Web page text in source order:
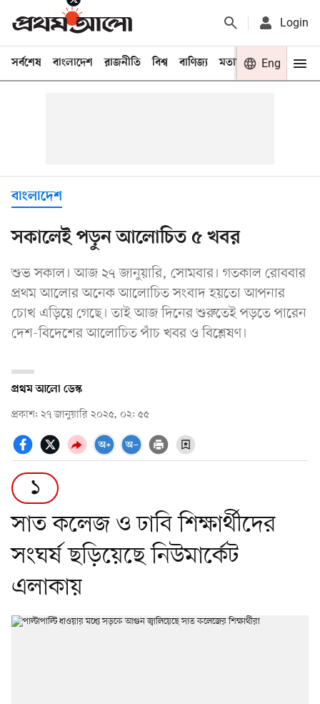
Login
সর্বশেষ বাংলাদেশ রাজনীতি বিশ্ব বাণিজ্য মতামত খেলা
Eng
বাংলাদেশ
সকালেই পড়ুন আলোচিত ৫ খবর
শুভ সকাল। আজ ২৭ জানুয়ারি, সোমবার। গতকাল রোববার
প্রথম আলোর অনেক আলোচিত সংবাদ হয়তো আপনার
চোখ এড়িয়ে গেছে। তাই আজ দিনের শুরুতেই পড়তে পারেন
দেশ-বিদেশের আলোচিত পাঁচ খবর ও বিশ্লেষণ।
প্রথম আলো ডেস্ক
প্রকাশ: ২৭ জানুয়ারি ২০২৫, ০২: ৫৫
১
সাত কলেজ ও ঢাবি শিক্ষার্থীদের
সংঘর্ষ ছড়িয়েছে নিউমার্কেট
এলাকায়